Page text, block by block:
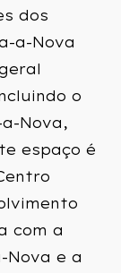
dos
a-Nova
o
Nova,
espaço é
com a
Nova e a